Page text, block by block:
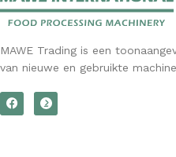
MAWE Trading is een
van nieuwe en gebruikte